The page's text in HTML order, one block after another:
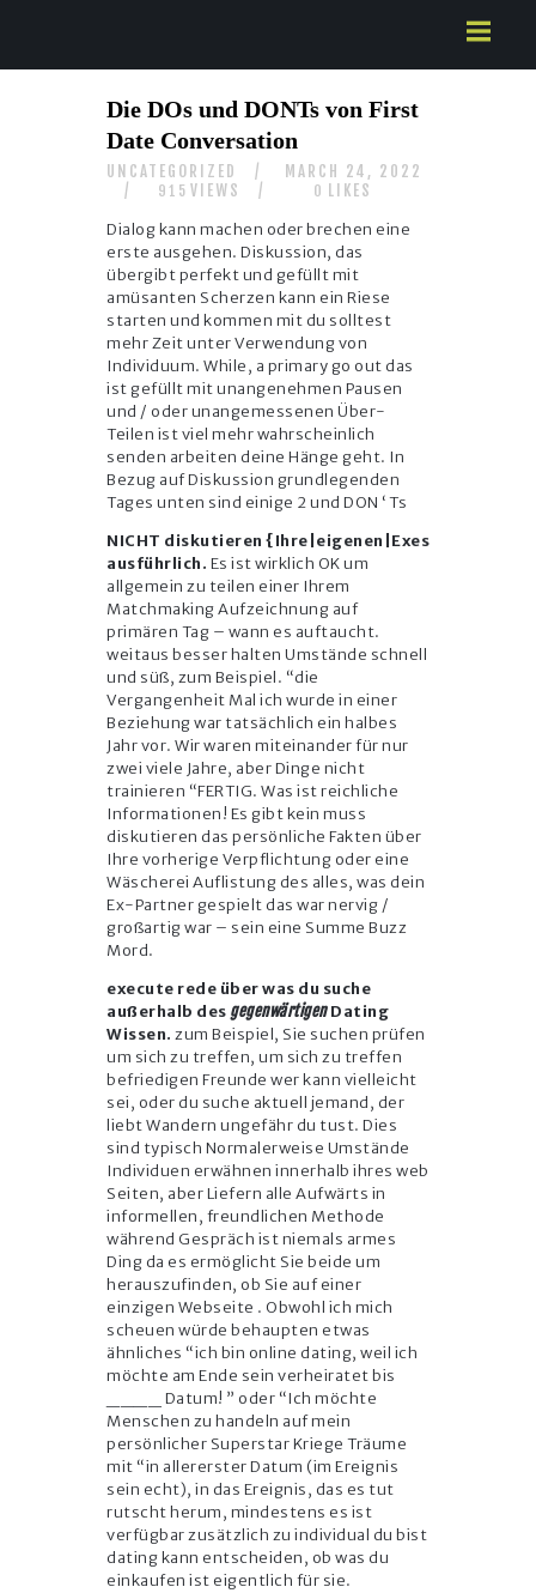
ABOUT US
SERVICES
CONTACTS
Die DOs und DONTs von First
Date Conversation
UNCATEGORIZED MARCH 24, 2022
915 VIEWS 0 LIKES
Dialog kann machen oder brechen eine
erste ausgehen. Diskussion, das
übergibt perfekt und gefüllt mit
amüsanten Scherzen kann ein Riese
starten und kommen mit du solltest
mehr Zeit unter Verwendung von
Individuum. While, a primary go out das
ist gefüllt mit unangenehmen Pausen
und / oder unangemessenen Über-
Teilen ist viel mehr wahrscheinlich
senden arbeiten deine Hänge geht. In
Bezug auf Diskussion grundlegenden
Tages unten sind einige 2 und DON ‘ Ts
NICHT diskutieren {Ihre|eigenen|Exes
ausführlich. Es ist wirklich OK um
allgemein zu teilen einer Ihrem
Matchmaking Aufzeichnung auf
primären Tag – wann es auftaucht.
weitaus besser halten Umstände schnell
und süß, zum Beispiel. “die
Vergangenheit Mal ich wurde in einer
Beziehung war tatsächlich ein halbes
Jahr vor. Wir waren miteinander für nur
zwei viele Jahre, aber Dinge nicht
trainieren “FERTIG. Was ist reichliche
Informationen! Es gibt kein muss
diskutieren das persönliche Fakten über
Ihre vorherige Verpflichtung oder eine
Wäscherei Auflistung des alles, was dein
Ex-Partner gespielt das war nervig /
großartig war – sein eine Summe Buzz
Mord.
execute rede über was du suche
außerhalb des gegenwärtigenDating
Wissen. zum Beispiel, Sie suchen prüfen
um sich zu treffen, um sich zu treffen
befriedigen Freunde wer kann vielleicht
sei, oder du suche aktuell jemand, der
liebt Wandern ungefähr du tust. Dies
sind typisch Normalerweise Umstände
Individuen erwähnen innerhalb ihres web
Seiten, aber Liefern alle Aufwärts in
informellen, freundlichen Methode
während Gespräch ist niemals armes
Ding da es ermöglicht Sie beide um
herauszufinden, ob Sie auf einer
einzigen Webseite . Obwohl ich mich
scheuen würde behaupten etwas
ähnliches “ich bin online dating, weil ich
möchte am Ende sein verheiratet bis
____ Datum! ” oder “Ich möchte
Menschen zu handeln auf mein
persönlicher Superstar Kriege Träume
mit “in allererster Datum (im Ereignis
sein echt), in das Ereignis, das es tut
rutscht herum, mindestens es ist
verfügbar zusätzlich zu individual du bist
dating kann entscheiden, ob was du
einkaufen ist eigentlich für sie.